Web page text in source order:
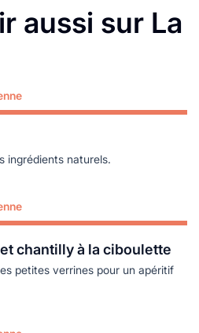
aussi sur La
ingrédients naturels.
chantilly à la ciboulette
petites verrines pour un apéritif